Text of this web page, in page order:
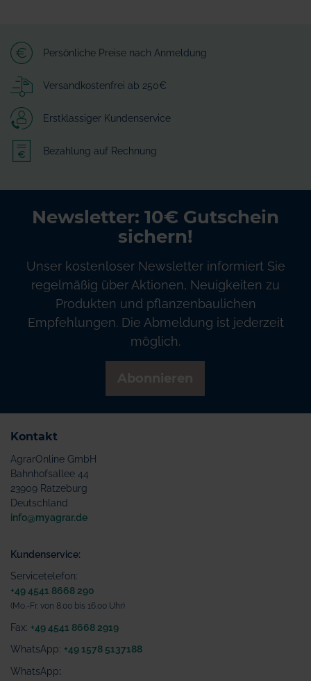
Persönliche Preise nach Anmeldung
Versandkostenfrei ab 250€
Erstklassiger Kundenservice
Bezahlung auf Rechnung
Newsletter: 10€ Gutschein
sichern!
Unser kostenloser Newsletter informiert Sie
regelmäßig über Aktionen, Neuigkeiten zu
Produkten und pflanzenbaulichen
Empfehlungen. Die Abmeldung ist jederzeit
möglich.
Kontakt
AgrarOnline GmbH
Bahnhofsallee 44
23909 Ratzeburg
Deutschland
info@myagrar.de
Kundenservice:
Servicetelefon:
+49 4541 8668 290
(Mo.-Fr. von 8.00 bis 16.00 Uhr)
Fax: +49 4541 8668 2919
WhatsApp: +49 1578 5137188
WhatsApp: